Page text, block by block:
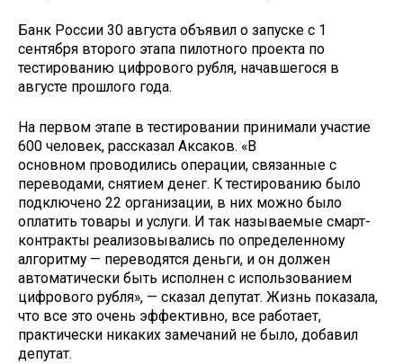
Банк России 30 августа объявил о запуске с 1
сентября второго этапа пилотного проекта по
тестированию цифрового рубля, начавшегося в
августе прошлого года.
На первом этапе в тестировании принимали участие
600 человек, рассказал Аксаков. «В
основном проводились операции, связанные с
переводами, снятием денег. К тестированию было
подключено 22 организации, в них можно было
оплатить товары и услуги. И так называемые смарт-
контракты реализовывались по определенному
алгоритму — переводятся деньги, и он должен
автоматически быть исполнен с использованием
цифрового рубля», — сказал депутат. Жизнь показала,
что все это очень эффективно, все работает,
практически никаких замечаний не было, добавил
депутат.